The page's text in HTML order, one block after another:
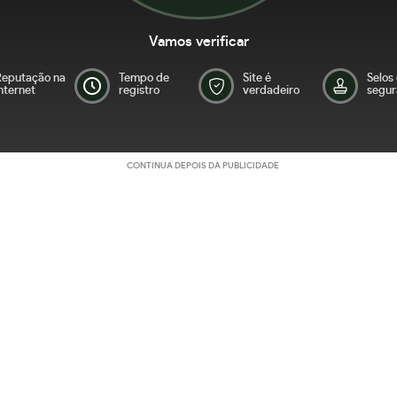
Vamos verificar
na
Tempo de
registro
Site é
verdadeiro
Selos
CONTINUA DEPOIS DA PUBLICIDADE